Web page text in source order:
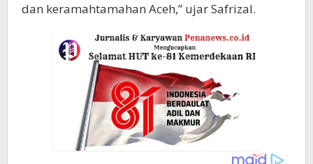
dan keramahtamahan Aceh,” ujar Safrizal.